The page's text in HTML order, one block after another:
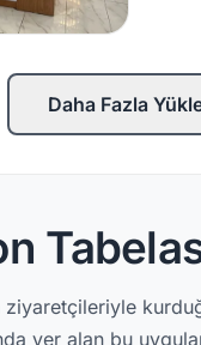
Daha Fazla
yer alan bu